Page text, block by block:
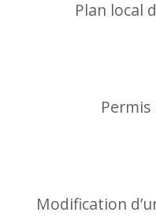
Plan local
Modification